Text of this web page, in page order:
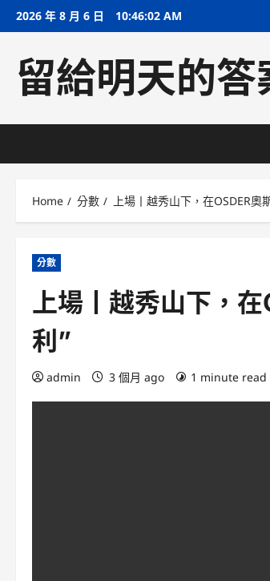
Skip2026 年 8 月 6 日 10:46:03 AM
留給明天的答
Home 分數 上場丨越秀山下，在OSDER奧
分數
上場丨越秀山下，
利”
admin 3 個月 ago 1 minute read